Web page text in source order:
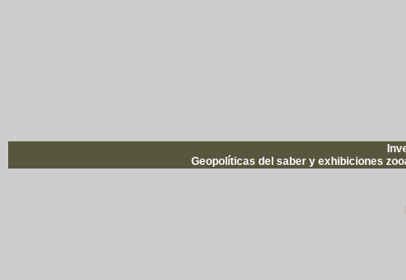
Geopolíticas del saber y exhibiciones